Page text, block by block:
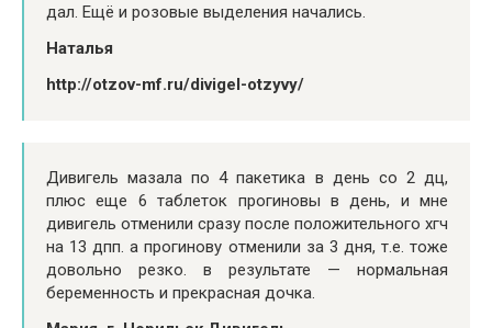
дал. Ещё и розовые выделения начались.
Наталья
http://otzov-mf.ru/divigel-otzyvy/
Дивигель мазала по 4 пакетика в день со 2 дц,
плюс еще 6 таблеток прогиновы в день, и мне
дивигель отменили сразу после положительного хгч
на 13 дпп. а прогинову отменили за 3 дня, т.е. тоже
довольно резко. в результате — нормальная
беременность и прекрасная дочка.